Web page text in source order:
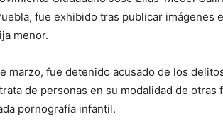
fue exhibido tras publicar imágenes
menor.
marzo, fue detenido acusado de los
de personas en su modalidad de
pornografía infantil.